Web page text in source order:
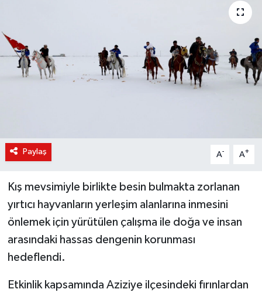
Paylaş A- A+
Kış mevsimiyle birlikte besin bulmakta zorlanan
yırtıcı hayvanların yerleşim alanlarına inmesini
önlemek için yürütülen çalışma ile doğa ve insan
arasındaki hassas dengenin korunması
hedeflendi.
Etkinlik kapsamında Aziziye ilçesindeki fırınlardan
Medya
Siyaset
Spor
Türkiye